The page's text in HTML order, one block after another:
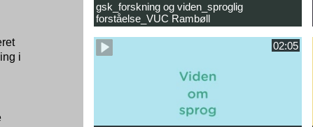
i
gsk_forskning og viden_sproglig
forståelse_VUC Rambøll
læsevanskeligheder.mp4
02:05